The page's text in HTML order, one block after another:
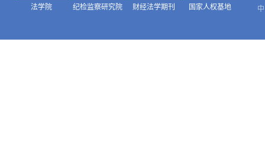
法学院 纪检监察研究院 财经法学期刊 国家人权基地